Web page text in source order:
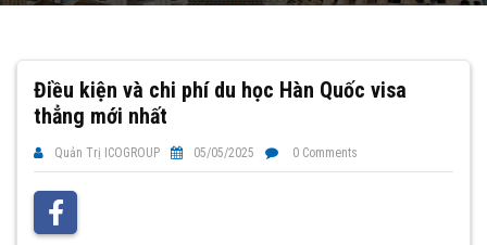
Điều kiện và chi phí du học Hàn Quốc visa
thẳng mới nhất
Quản Trị ICOGROUP 05/05/2025 0 Comments